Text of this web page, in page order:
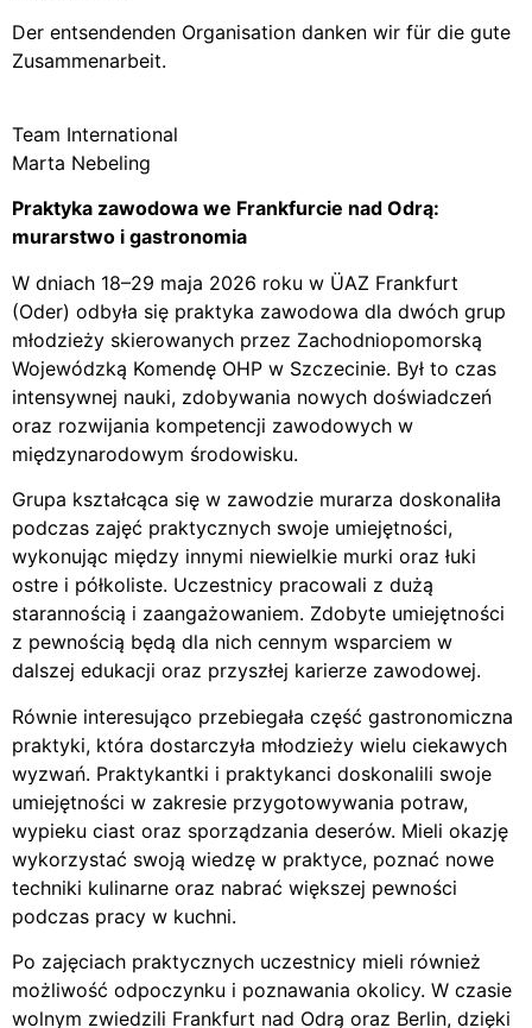
Der entsendenden Organisation danken wir für die gute
Zusammenarbeit.
Team International
Marta Nebeling
Praktyka zawodowa we Frankfurcie nad Odrą:
murarstwo i gastronomia
W dniach 18–29 maja 2026 roku w ÜAZ Frankfurt
(Oder) odbyła się praktyka zawodowa dla dwóch grup
młodzieży skierowanych przez Zachodniopomorską
Wojewódzką Komendę OHP w Szczecinie. Był to czas
intensywnej nauki, zdobywania nowych doświadczeń
oraz rozwijania kompetencji zawodowych w
międzynarodowym środowisku.
Grupa kształcąca się w zawodzie murarza doskonaliła
podczas zajęć praktycznych swoje umiejętności,
wykonując między innymi niewielkie murki oraz łuki
ostre i półkoliste. Uczestnicy pracowali z dużą
starannością i zaangażowaniem. Zdobyte umiejętności
z pewnością będą dla nich cennym wsparciem w
dalszej edukacji oraz przyszłej karierze zawodowej.
Równie interesująco przebiegała część gastronomiczna
praktyki, która dostarczyła młodzieży wielu ciekawych
wyzwań. Praktykantki i praktykanci doskonalili swoje
umiejętności w zakresie przygotowywania potraw,
wypieku ciast oraz sporządzania deserów. Mieli okazję
wykorzystać swoją wiedzę w praktyce, poznać nowe
techniki kulinarne oraz nabrać większej pewności
podczas pracy w kuchni.
Po zajęciach praktycznych uczestnicy mieli również
możliwość odpoczynku i poznawania okolicy. W czasie
wolnym zwiedzili Frankfurt nad Odrą oraz Berlin, dzięki